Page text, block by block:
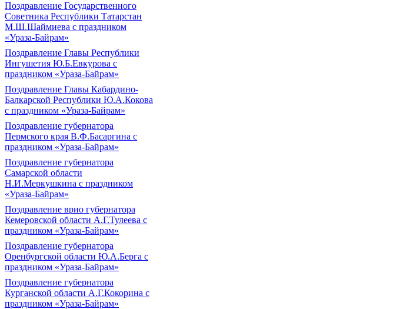
Поздравление Государственного
Советника Республики Татарстан
М.Ш.Шаймиева с праздником
«Ураза-Байрам»
Поздравление Главы Республики
Ингушетия Ю.Б.Евкурова с
праздником «Ураза-Байрам»
Поздравление Главы Кабардино-
Балкарской Республики Ю.А.Кокова
с праздником «Ураза-Байрам»
Поздравление губернатора
Пермского края В.Ф.Басаргина с
праздником «Ураза-Байрам»
Поздравление губернатора
Самарской области
Н.И.Меркушкина с праздником
«Ураза-Байрам»
Поздравление врио губернатора
Кемеровской области А.Г.Тулеева с
праздником «Ураза-Байрам»
Поздравление губернатора
Оренбургской области Ю.А.Берга с
праздником «Ураза-Байрам»
Поздравление губернатора
Курганской области А.Г.Кокорина с
праздником «Ураза-Байрам»